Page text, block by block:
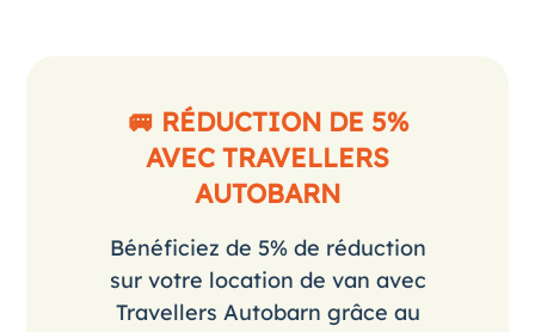
🚐 RÉDUCTION DE 5%
AVEC TRAVELLERS
AUTOBARN
Bénéficiez de 5% de réduction
sur votre location de van avec
Travellers Autobarn grâce au